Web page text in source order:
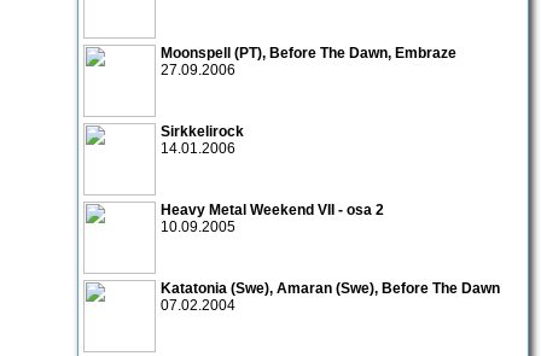
Moonspell (PT), Before The Dawn, Embraze
27.09.2006
Sirkkelirock
14.01.2006
Heavy Metal Weekend VII
- osa 2
10.09.2005
Katatonia (Swe), Amaran (Swe), Before The Dawn
07.02.2004